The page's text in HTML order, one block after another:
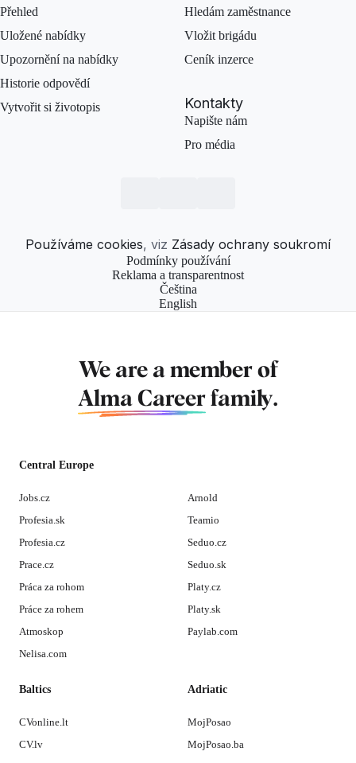
Přehled
Uložené nabídky
Upozornění na nabídky
Historie odpovědí
Vytvořit si životopis
Hledám zaměstnance
Vložit brigádu
Ceník inzerce
Kontakty
Napište nám
Pro média
Používáme cookies, viz Zásady ochrany soukromí
Podmínky používání
Reklama a transparentnost
Čeština
English
We are a member of
Alma Career family.
Central Europe
Jobs.cz
Profesia.sk
Profesia.cz
Prace.cz
Práca za rohom
Práce za rohem
Atmoskop
Nelisa.com
Arnold
Teamio
Seduo.cz
Seduo.sk
Platy.cz
Platy.sk
Paylab.com
Baltics
CVonline.lt
CV.lv
Adriatic
MojPosao
MojPosao.ba